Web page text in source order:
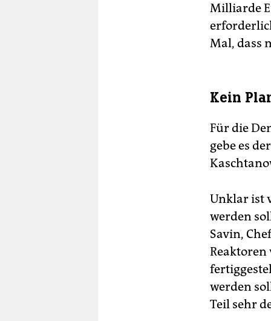
Milliarde
Mal, dass
Kein
Für die
gebe es
Unklar ist
werden
Savin,
Reaktoren
werden
Teil sehr